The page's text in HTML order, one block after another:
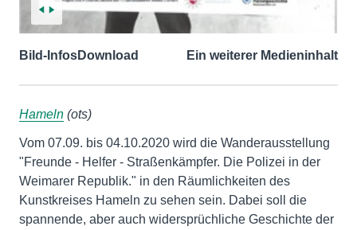
Bild-InfosDownload Ein weiterer Medieninhalt
Hameln (ots)
Vom 07.09. bis 04.10.2020 wird die Wanderausstellung
"Freunde - Helfer - Straßenkämpfer. Die Polizei in der
Weimarer Republik." in den Räumlichkeiten des
Kunstkreises Hameln zu sehen sein. Dabei soll die
spannende, aber auch widersprüchliche Geschichte der